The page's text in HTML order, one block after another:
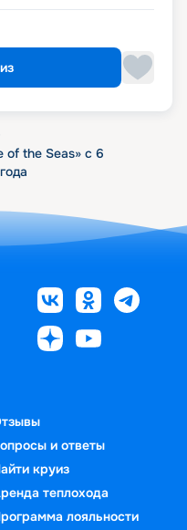
of the Seas» с 6
и ответы
круиз
теплохода
лояльности